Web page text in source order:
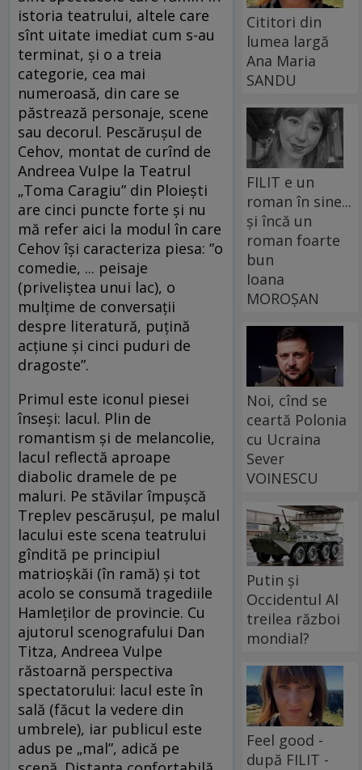
istoria teatrului, altele care
sînt uitate imediat cum s-au
terminat, şi o a treia
categorie, cea mai
numeroasă, din care se
păstrează personaje, scene
sau decorul. Pescăruşul de
Cehov, montat de curînd de
Andreea Vulpe la Teatrul
„Toma Caragiu” din Ploieşti
are cinci puncte forte şi nu
mă refer aici la modul în care
Cehov îşi caracteriza piesa: ”o
comedie, ... peisaje
(priveliştea unui lac), o
mulţime de conversaţii
despre literatură, puţină
acţiune şi cinci puduri de
dragoste”.
Primul este iconul piesei
înseşi: lacul. Plin de
romantism şi de melancolie,
lacul reflectă aproape
diabolic dramele de pe
maluri. Pe stăvilar împuşcă
Treplev pescăruşul, pe malul
lacului este scena teatrului
gîndită pe principiul
matrioşkăi (în ramă) şi tot
acolo se consumă tragediile
Hamleţilor de provincie. Cu
ajutorul scenografului Dan
Titza, Andreea Vulpe
răstoarnă perspectiva
spectatorului: lacul este în
sală (făcut la vedere din
umbrele), iar publicul este
adus pe „mal”, adică pe
Cititori din
lumea largă
Ana Maria
SANDU
FILIT e un
roman în sine...
și încă un
roman foarte
bun
Ioana
MOROȘAN
Noi, cînd se
ceartă Polonia
cu Ucraina
Sever
VOINESCU
Putin și
Occidentul Al
treilea război
mondial?
Feel good -
după FILIT -